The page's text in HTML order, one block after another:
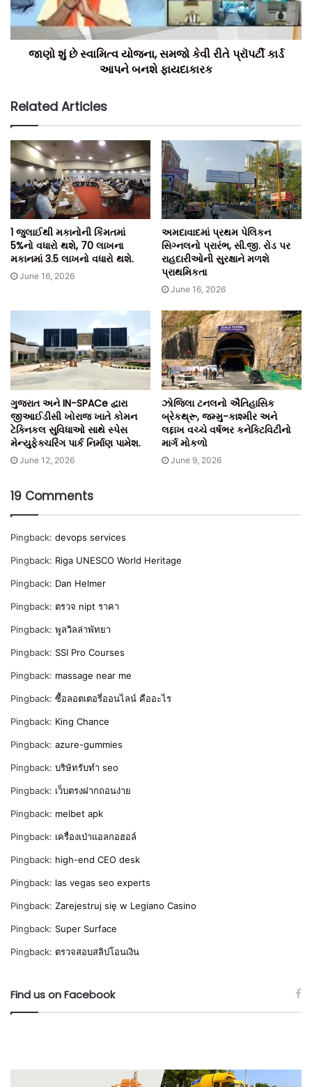
ટીમ બિલ્ટ ઈન્ડિયા.
જાણો શું છે સ્વામિત્વ યોજના, સમજો કેવી રીતે પ્રૉપર્ટી કાર્ડ
આપને બનશે ફાયદાકારક
Related Articles
1 જુલાઈથી મકાનોની કિંમતમાં
5%નો વધારો થશે, 70 લાખના
મકાનમાં 3.5 લાખનો વધારો થશે.
June 16, 2026
અમદાવાદમાં પ્રથમ પેલિકન
સિગ્નલનો પ્રારંભ, સી.જી. રોડ પર
રાહદારીઓની સુરક્ષાને મળશે
પ્રાથમિકતા
June 16, 2026
ગુજરાત અને IN-SPACe દ્વારા
જીઆઈડીસી ખોરાજ ખાતે કોમન
ટેક્નિકલ સુવિધાઓ સાથે સ્પેસ
મેન્યુફેક્ચરિંગ પાર્ક નિર્માણ પામેશ.
June 12, 2026
ઝોજિલા ટનલનો ઐતિહાસિક
બ્રેકથ્રૂ, જમ્મુ-કાશ્મીર અને
લદ્દાખ વચ્ચે વર્ષભર કનેક્ટિવિટીનો
માર્ગ મોકળો
June 9, 2026
19 Comments
Pingback: devops services
Pingback: Riga UNESCO World Heritage
Pingback: Dan Helmer
Pingback: ตรวจ nipt ราคา
Pingback: พูลวิลล่าพัทยา
Pingback: SSI Pro Courses
Pingback: massage near me
Pingback: ซื้อลอตเตอรี่ออนไลน์ คืออะไร
Pingback: King Chance
Pingback: azure-gummies
Pingback: บริษัทรับทำ seo
Pingback: เว็บตรงฝากถอนง่าย
Pingback: melbet apk
Pingback: เครื่องเป่าแอลกอฮอล์
Pingback: high-end CEO desk
Pingback: las vegas seo experts
Pingback: Zarejestruj się w Legiano Casino
Pingback: Super Surface
Pingback: ตรวจสอบสลิปโอนเงิน
Find us on Facebook